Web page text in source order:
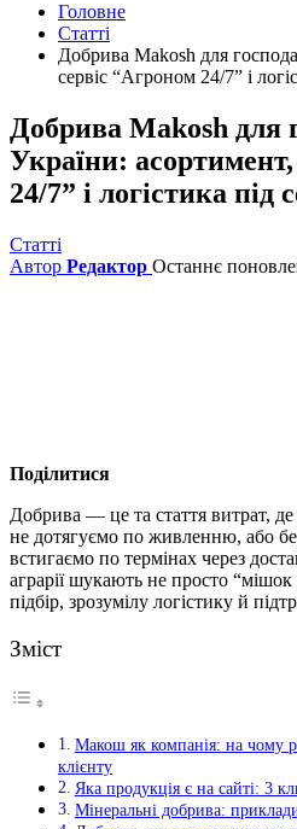
Головне
Статті
Добрива Makosh для
сервіс “Агроном 24/7” і
Добрива Makosh для
України:
24/7” і логістика під
Статті
Автор Редактор Останнє
Поділитися
Добрива — це та стаття витрат,
не дотягуємо по живленню, або
встигаємо по термінах через
аграрії шукають не просто
підбір, зрозумілу логістику й
Зміст
Макош як компанія: на чому
клієнту
Яка продукція є на сайті: 3
Мінеральні добрива: